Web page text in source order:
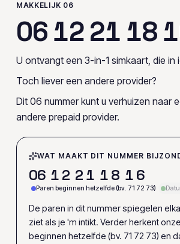
MAKKELIJK 06
061221 181
U ontvangt een 3-in-1 simkaart, die in
Toch liever een andere provider?
Dit 06 nummer kunt u verhuizen naar
andere prepaid provider.
WAT MAAKT DIT NUMMER
06 12 21 18 16
Paren beginnen hetzelfde (bv. 71 72 73)
De paren in dit nummer spiegelen
ziet als je 'm intikt. Verder herkent
beginnen hetzelfde (bv. 71 72 73) en